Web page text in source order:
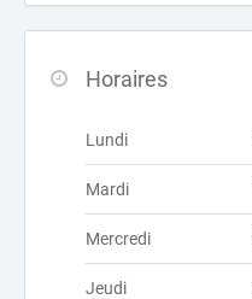
Horaires
Lundi
Mardi
Mercredi
Jeudi